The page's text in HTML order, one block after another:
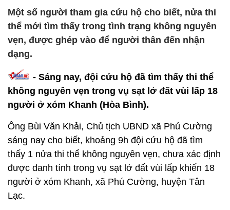
Một số người tham gia cứu hộ cho biết, nửa thi
thể mới tìm thấy trong tình trạng không nguyên
vẹn, được ghép vào để người thân đến nhận
dạng.
- Sáng nay, đội cứu hộ đã tìm thấy thi thể
không nguyên vẹn trong vụ sạt lở đất vùi lấp 18
người ở xóm Khanh (Hòa Bình).
Ông Bùi Văn Khải, Chủ tịch UBND xã Phú Cường
sáng nay cho biết, khoảng 9h đội cứu hộ đã tìm
thấy 1 nửa thi thể không nguyên vẹn, chưa xác định
được danh tính trong vụ sạt lở đất vùi lấp khiến 18
người ở xóm Khanh, xã Phú Cường, huyện Tân
Lạc.